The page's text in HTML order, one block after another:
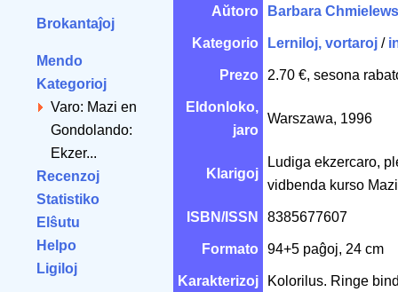
Brokantaĵoj
Mendo
Kategorioj
Varo: Mazi en
Gondolando:
Ekzer...
Recenzoj
Statistiko
Elŝutu
Helpo
Ligiloj
Aŭtoro Barbara
Kategorio Lerniloj, vortaroj /
Prezo 2.70 €, sesona
Eldonloko,
jaro
Warszawa, 1996
Klarigoj
Ludiga ekzercaro,
vidbenda kurso
ISBN/ISSN 8385677607
Formato 94+5 paĝoj, 24 cm
Karakterizoj Kolorilus. Ringe